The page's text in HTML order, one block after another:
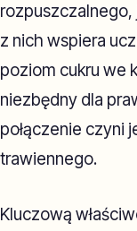
rozpuszczalnego,
z nich wspiera
poziom cukru we
niezbędny dla
połączenie czyni
trawiennego.
Kluczową